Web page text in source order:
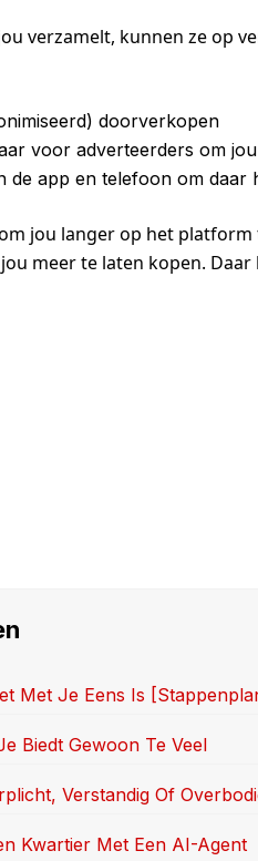
verzamelt, kunnen ze op
doorverkopen
voor adverteerders om
de app en telefoon om daar
jou langer op het
meer te laten kopen. Daar
Met Je Eens Is
Biedt Gewoon Te Veel
Verstandig Of
Kwartier Met Een AI-Agent